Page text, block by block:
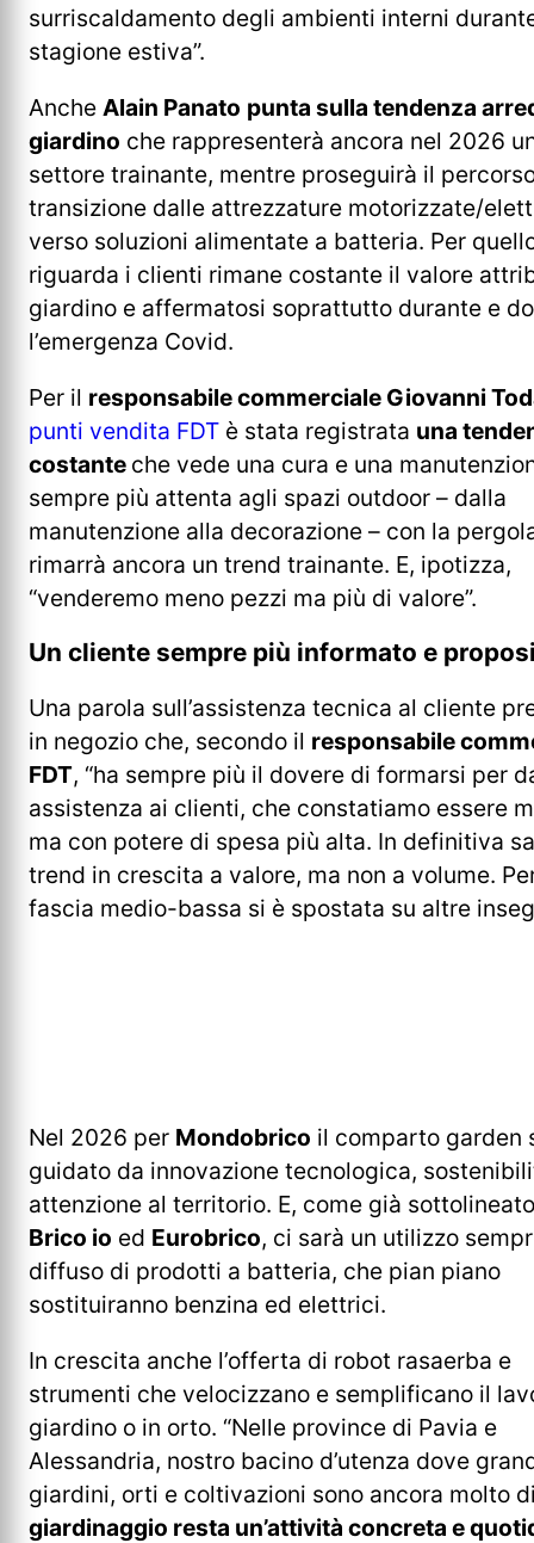
surriscaldamento degli ambienti interni
stagione estiva”.
Anche Alain Panato punta sulla tendenza
giardino che rappresenterà ancora nel 2026
settore trainante, mentre proseguirà il
transizione dalle attrezzature motorizzate/
verso soluzioni alimentate a batteria. Per
riguarda i clienti rimane costante il valore
giardino e affermatosi soprattutto durante e
l’emergenza Covid.
Per il responsabile commerciale Giovanni
punti vendita FDT è stata registrata una
costante che vede una cura e una
sempre più attenta agli spazi outdoor – dalla
manutenzione alla decorazione – con la
rimarrà ancora un trend trainante. E, ipotizza,
“venderemo meno pezzi ma più di valore”.
Un cliente sempre più informato e
Una parola sull’assistenza tecnica al cliente
in negozio che, secondo il responsabile
FDT, “ha sempre più il dovere di formarsi per
assistenza ai clienti, che constatiamo essere
ma con potere di spesa più alta. In definitiva
trend in crescita a valore, ma non a volume.
fascia medio-bassa si è spostata su altre
Nel 2026 per Mondobrico il comparto garden
guidato da innovazione tecnologica,
attenzione al territorio. E, come già
Brico io ed Eurobrico, ci sarà un utilizzo
diffuso di prodotti a batteria, che pian piano
sostituiranno benzina ed elettrici.
In crescita anche l’offerta di robot rasaerba e
strumenti che velocizzano e semplificano il
giardino o in orto. “Nelle province di Pavia e
Alessandria, nostro bacino d’utenza dove
giardini, orti e coltivazioni sono ancora molto
giardinaggio resta un’attività concreta e